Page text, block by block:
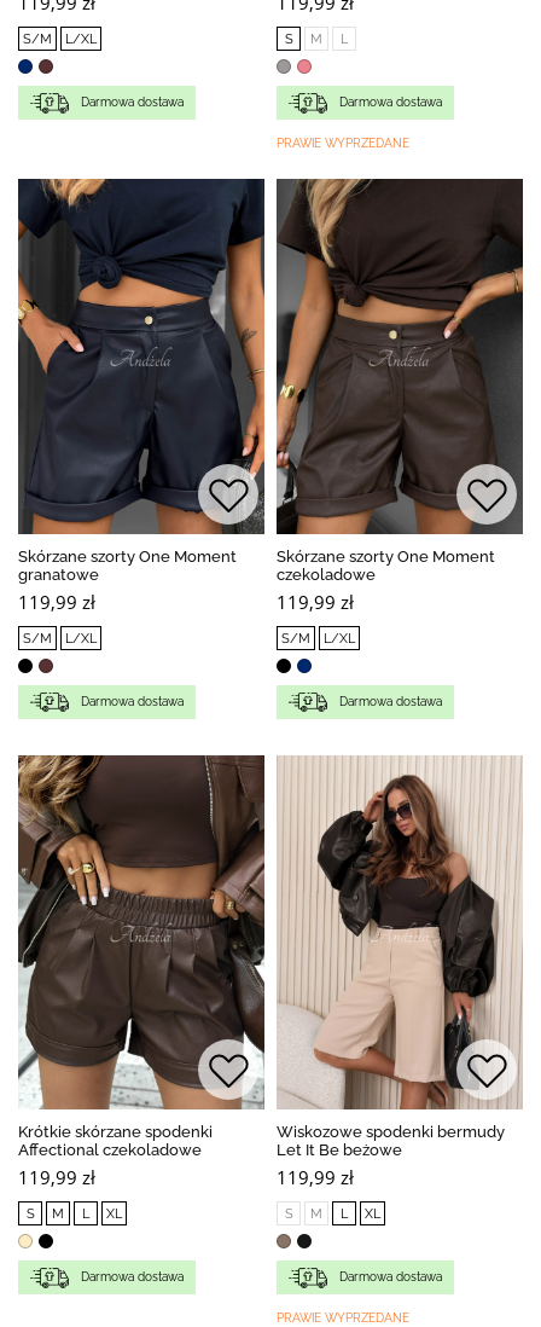
S/M L/XL
Darmowa dostawa
S M L
Darmowa dostawa
PRAWIE WYPRZEDANE
Skórzane szorty One Moment
granatowe
119,99 zł
S/M L/XL
Darmowa dostawa
Skórzane szorty One Moment
czekoladowe
119,99 zł
S/M L/XL
Darmowa dostawa
Krótkie skórzane spodenki
Affectional czekoladowe
119,99 zł
S M L XL
Darmowa dostawa
Wiskozowe spodenki bermudy
Let It Be beżowe
119,99 zł
S M L XL
Darmowa dostawa
PRAWIE WYPRZEDANE